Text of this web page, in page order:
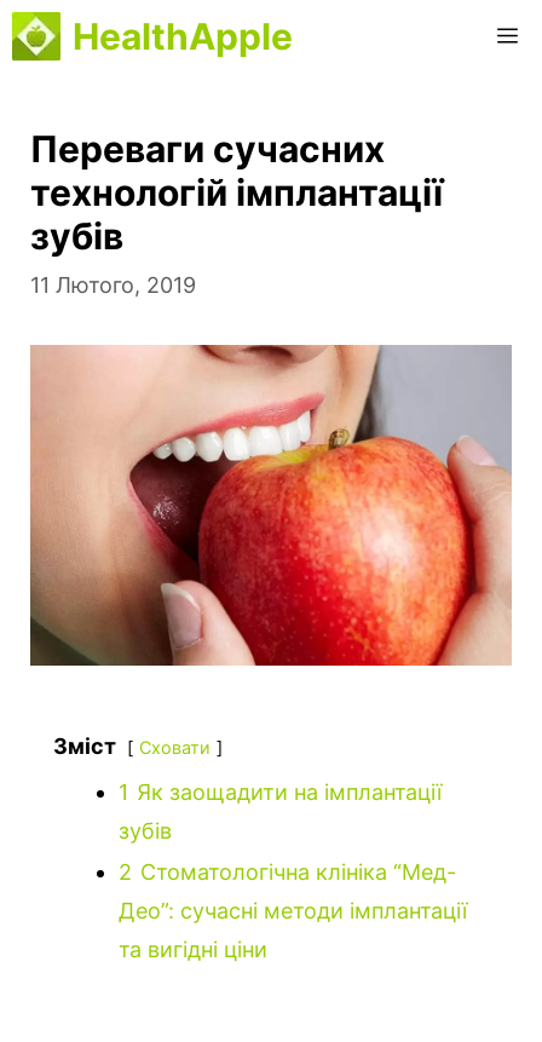
Перейти
до
HealthApple
Переваги сучасних
технологій імплантації
зубів
11 Лютого, 2019
Зміст Сховати
1 Як заощадити на імплантації
зубів
2 Стоматологічна клініка “Мед-
Део”: сучасні методи імплантації
та вигідні ціни